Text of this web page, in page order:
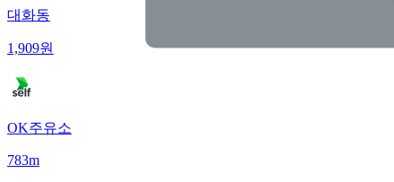
대화동
1,909원
OK주유소
783m